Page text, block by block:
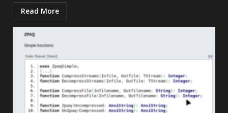
Read More